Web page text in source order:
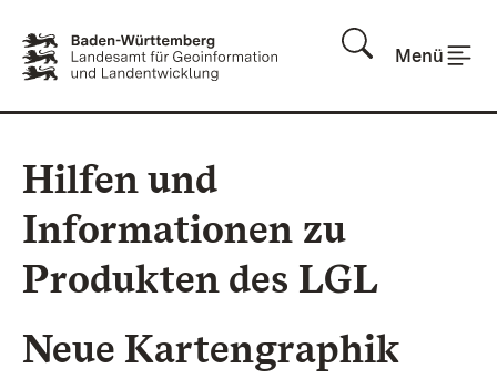
Menü
Hilfen und
Informationen zu
Produkten des LGL
Neue Kartengraphik